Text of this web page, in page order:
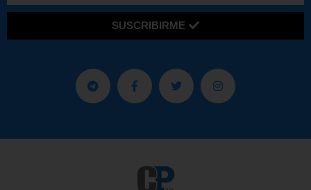
SUSCRIBIRME